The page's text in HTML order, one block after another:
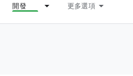
開發 更多選項